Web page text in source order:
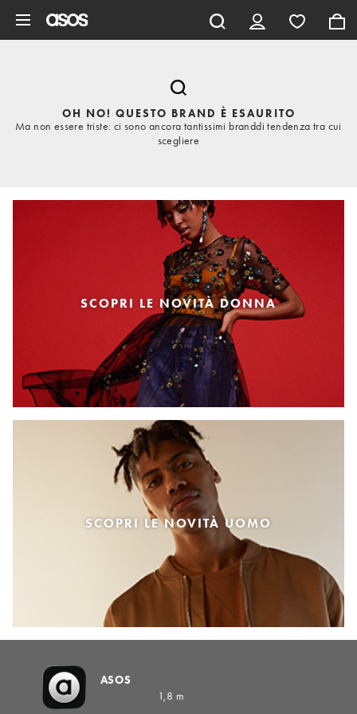
OH NO! QUESTO BRAND È ESAURITO
Ma non essere triste: ci sono ancora tantissimi branddi tendenza tra cui
scegliere
SCOPRI LE NOVITÀ DONNA
SCOPRI LE NOVITÀ UOMO
ASOS
1,8 m